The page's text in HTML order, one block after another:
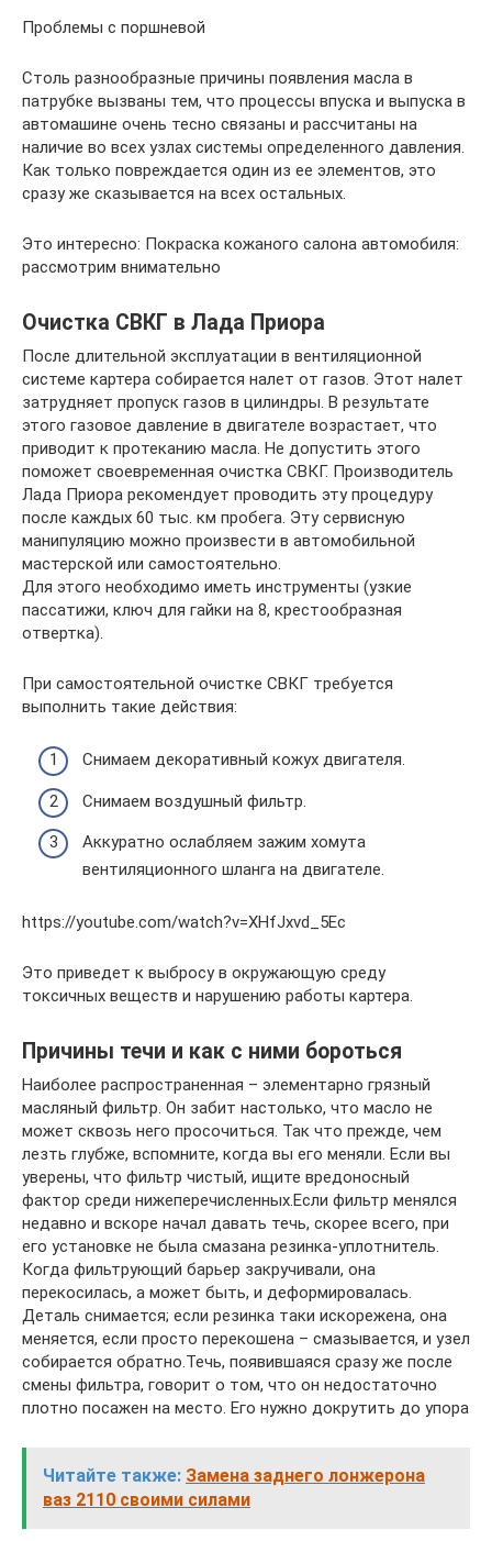
Проблемы с поршневой
Столь разнообразные причины появления масла в
патрубке вызваны тем, что процессы впуска и выпуска в
автомашине очень тесно связаны и рассчитаны на
наличие во всех узлах системы определенного давления.
Как только повреждается один из ее элементов, это
сразу же сказывается на всех остальных.
Это интересно: Покраска кожаного салона автомобиля:
рассмотрим внимательно
Очистка СВКГ в Лада Приора
После длительной эксплуатации в вентиляционной
системе картера собирается налет от газов. Этот налет
затрудняет пропуск газов в цилиндры. В результате
этого газовое давление в двигателе возрастает, что
приводит к протеканию масла. Не допустить этого
поможет своевременная очистка СВКГ. Производитель
Лада Приора рекомендует проводить эту процедуру
после каждых 60 тыс. км пробега. Эту сервисную
манипуляцию можно произвести в автомобильной
мастерской или самостоятельно.
Для этого необходимо иметь инструменты (узкие
пассатижи, ключ для гайки на 8, крестообразная
отвертка).
При самостоятельной очистке СВКГ требуется
выполнить такие действия:
Снимаем декоративный кожух двигателя.
Снимаем воздушный фильтр.
Аккуратно ослабляем зажим хомута
вентиляционного шланга на двигателе.
https://youtube.com/watch?v=XHfJxvd_5Ec
Это приведет к выбросу в окружающую среду
токсичных веществ и нарушению работы картера.
Причины течи и как с ними бороться
Наиболее распространенная – элементарно грязный
масляный фильтр. Он забит настолько, что масло не
может сквозь него просочиться. Так что прежде, чем
лезть глубже, вспомните, когда вы его меняли. Если вы
уверены, что фильтр чистый, ищите вредоносный
фактор среди нижеперечисленных.Если фильтр менялся
недавно и вскоре начал давать течь, скорее всего, при
его установке не была смазана резинка-уплотнитель.
Когда фильтрующий барьер закручивали, она
перекосилась, а может быть, и деформировалась.
Деталь снимается; если резинка таки искорежена, она
меняется, если просто перекошена – смазывается, и узел
собирается обратно.Течь, появившаяся сразу же после
смены фильтра, говорит о том, что он недостаточно
плотно посажен на место. Его нужно докрутить до упора
Читайте также: Замена заднего лонжерона
ваз 2110 своими силами